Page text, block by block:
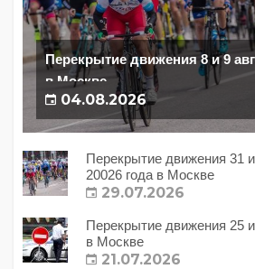
Перекрытие движения 8 и 9
в Москве
04.08.2026
Перекрытие движения 31
20026 года в Москве
29.07.2026
Перекрытие движения 25
в Москве
21.07.2026